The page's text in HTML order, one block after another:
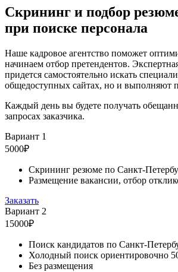
Скрининг и подбор
при поиске персонала
Наше кадровое агентство поможет
начинаем отбор претендентов.
придется самостоятельно искать
общедоступных сайтах, но и выполняют
Каждый день вы будете получать
запросах заказчика.
Вариант 1
5000₽
Скрининг резюме по Санкт-
Размещение вакансии, отбор
Заказать
Вариант 2
15000₽
Поиск кандидатов по Санкт-
Холодный поиск ориентировочно
Без размещения